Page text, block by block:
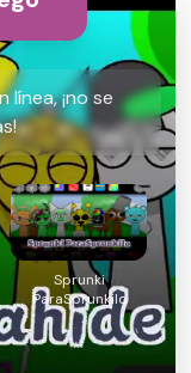
línea, ¡no se
Sprunki
ParaSprunkilo